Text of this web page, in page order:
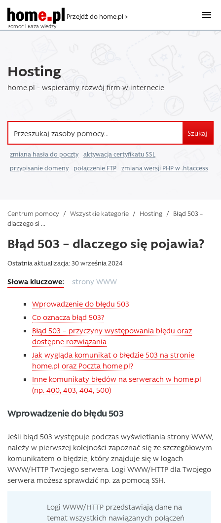
Pomoc i Baza wiedzy
Przejdź do home.pl >
Hosting
home.pl - wspieramy rozwój firm w internecie
Szukaj
zmiana hasła do poczty
aktywacja certyfikatu SSL
przypisanie domeny
połączenie FTP zmiana wersji PHP w .htaccess
Centrum pomocy / Wszystkie kategorie / Hosting / Błąd 503 –
dlaczego si ...
Błąd 503 – dlaczego się pojawia?
Ostatnia aktualizacja: 30 września 2024
strony WWW
Wprowadzenie do błędu 503
Co oznacza błąd 503?
Błąd 503 – przyczyny występowania błędu oraz
dostępne rozwiązania
Jak wygląda komunikat o błędzie 503 na stronie
home.pl oraz Poczta home.pl?
Inne komunikaty błędów na serwerach w home.pl
(np. 400, 403, 404, 500)
Wprowadzenie do błędu 503
Jeśli błąd 503 występuje podczas wyświetlania strony WWW,
należy w pierwszej kolejności zapoznać się ze szczegółowym
komunikatem o błędzie, który znajduje się w logach
WWW/HTTP Twojego serwera. Logi WWW/HTTP dla Twojego
serwera możesz sprawdzić np. za pomocą SSH.
Logi WWW/HTTP przedstawiają dane na
temat wszystkich nawiązanych połączeń